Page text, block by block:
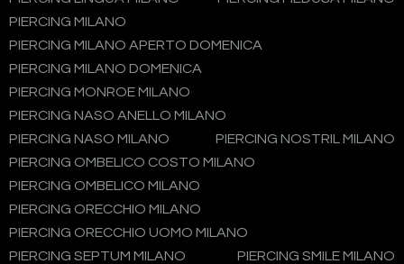
PIERCING MILANO
PIERCING MILANO APERTO DOMENICA
PIERCING MILANO DOMENICA
PIERCING MONROE MILANO
PIERCING NASO ANELLO MILANO
PIERCING NASO MILANO
PIERCING NOSTRIL MILANO
PIERCING OMBELICO COSTO MILANO
PIERCING OMBELICO MILANO
PIERCING ORECCHIO MILANO
PIERCING ORECCHIO UOMO MILANO
PIERCING SEPTUM MILANO
PIERCING SMILE MILANO